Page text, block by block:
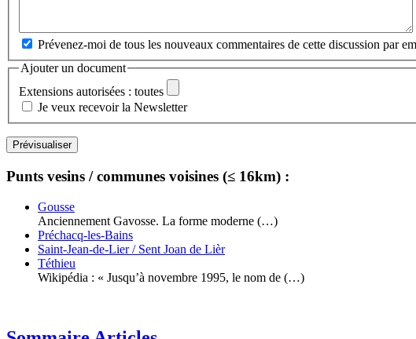
Prévenez-moi de tous les nouveaux commentaires de cette discussion par
Ajouter un document
Extensions autorisées : toutes
Je veux recevoir la Newsletter
Punts vesins / communes voisines (≤ 16km) :
Gousse
Anciennement Gavosse. La forme moderne (…)
Préchacq-les-Bains
Saint-Jean-de-Lier / Sent Joan de Lièr
Téthieu
Wikipédia : « Jusqu’à novembre 1995, le nom de (…)